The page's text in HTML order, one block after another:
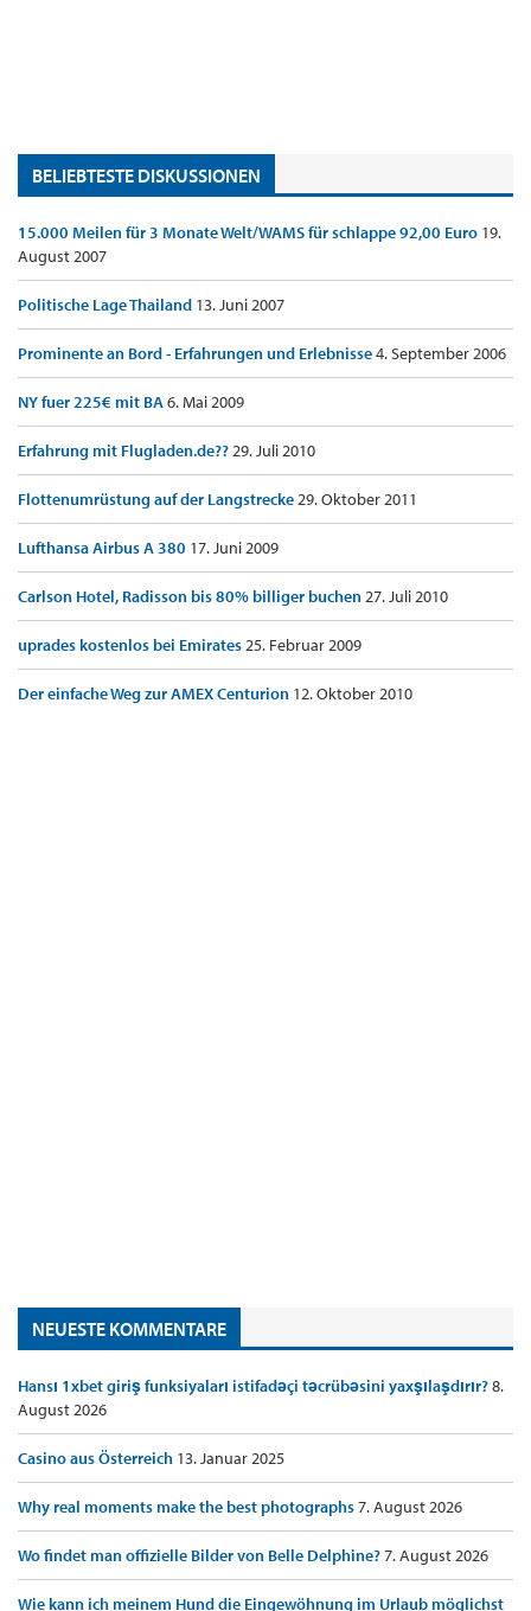
BELIEBTESTE DISKUSSIONEN
15.000 Meilen für 3 Monate Welt/WAMS für schlappe 92,00 Euro 19.
August 2007
Politische Lage Thailand 13. Juni 2007
Prominente an Bord - Erfahrungen und Erlebnisse4. September 2006
NY fuer 225€ mit BA6. Mai 2009
Erfahrung mit Flugladen.de??29. Juli 2010
Flottenumrüstung auf der Langstrecke29. Oktober 2011
Lufthansa Airbus A 380 17. Juni 2009
Carlson Hotel, Radisson bis 80% billiger buchen27. Juli 2010
uprades kostenlos bei Emirates25. Februar 2009
Der einfache Weg zur AMEX Centurion 12. Oktober 2010
NEUESTE KOMMENTARE
Hansı 1xbet giriş funksiyaları istifadəçi təcrübəsini yaxşılaşdırır?8.
August 2026
Casino aus Österreich 13. Januar 2025
Why real moments make the best photographs7. August 2026
Wo findet man offizielle Bilder von Belle Delphine?7. August 2026
Wie kann ich meinem Hund die Eingewöhnung im Urlaub möglichst